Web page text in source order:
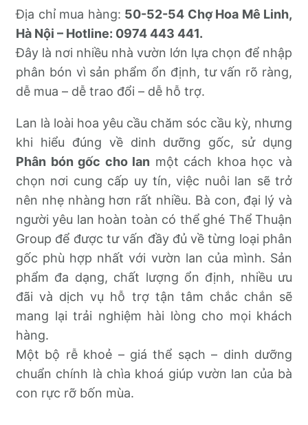
Địa chỉ mua hàng: 50-52-54 Chợ Hoa Mê Linh,
Hà Nội – Hotline: 0974 443 441.
Đây là nơi nhiều nhà vườn lớn lựa chọn để nhập
phân bón vì sản phẩm ổn định, tư vấn rõ ràng,
dễ mua – dễ trao đổi – dễ hỗ trợ.
Lan là loài hoa yêu cầu chăm sóc cầu kỳ, nhưng
khi hiểu đúng về dinh dưỡng gốc, sử dụng
Phân bón gốc cho lan một cách khoa học và
chọn nơi cung cấp uy tín, việc nuôi lan sẽ trở
nên nhẹ nhàng hơn rất nhiều. Bà con, đại lý và
người yêu lan hoàn toàn có thể ghé Thể Thuận
Group để được tư vấn đầy đủ về từng loại phân
gốc phù hợp nhất với vườn lan của mình. Sản
phẩm đa dạng, chất lượng ổn định, nhiều ưu
đãi và dịch vụ hỗ trợ tận tâm chắc chắn sẽ
mang lại trải nghiệm hài lòng cho mọi khách
hàng.
Một bộ rễ khoẻ – giá thể sạch – dinh dưỡng
chuẩn chính là chìa khoá giúp vườn lan của bà
con rực rỡ bốn mùa.